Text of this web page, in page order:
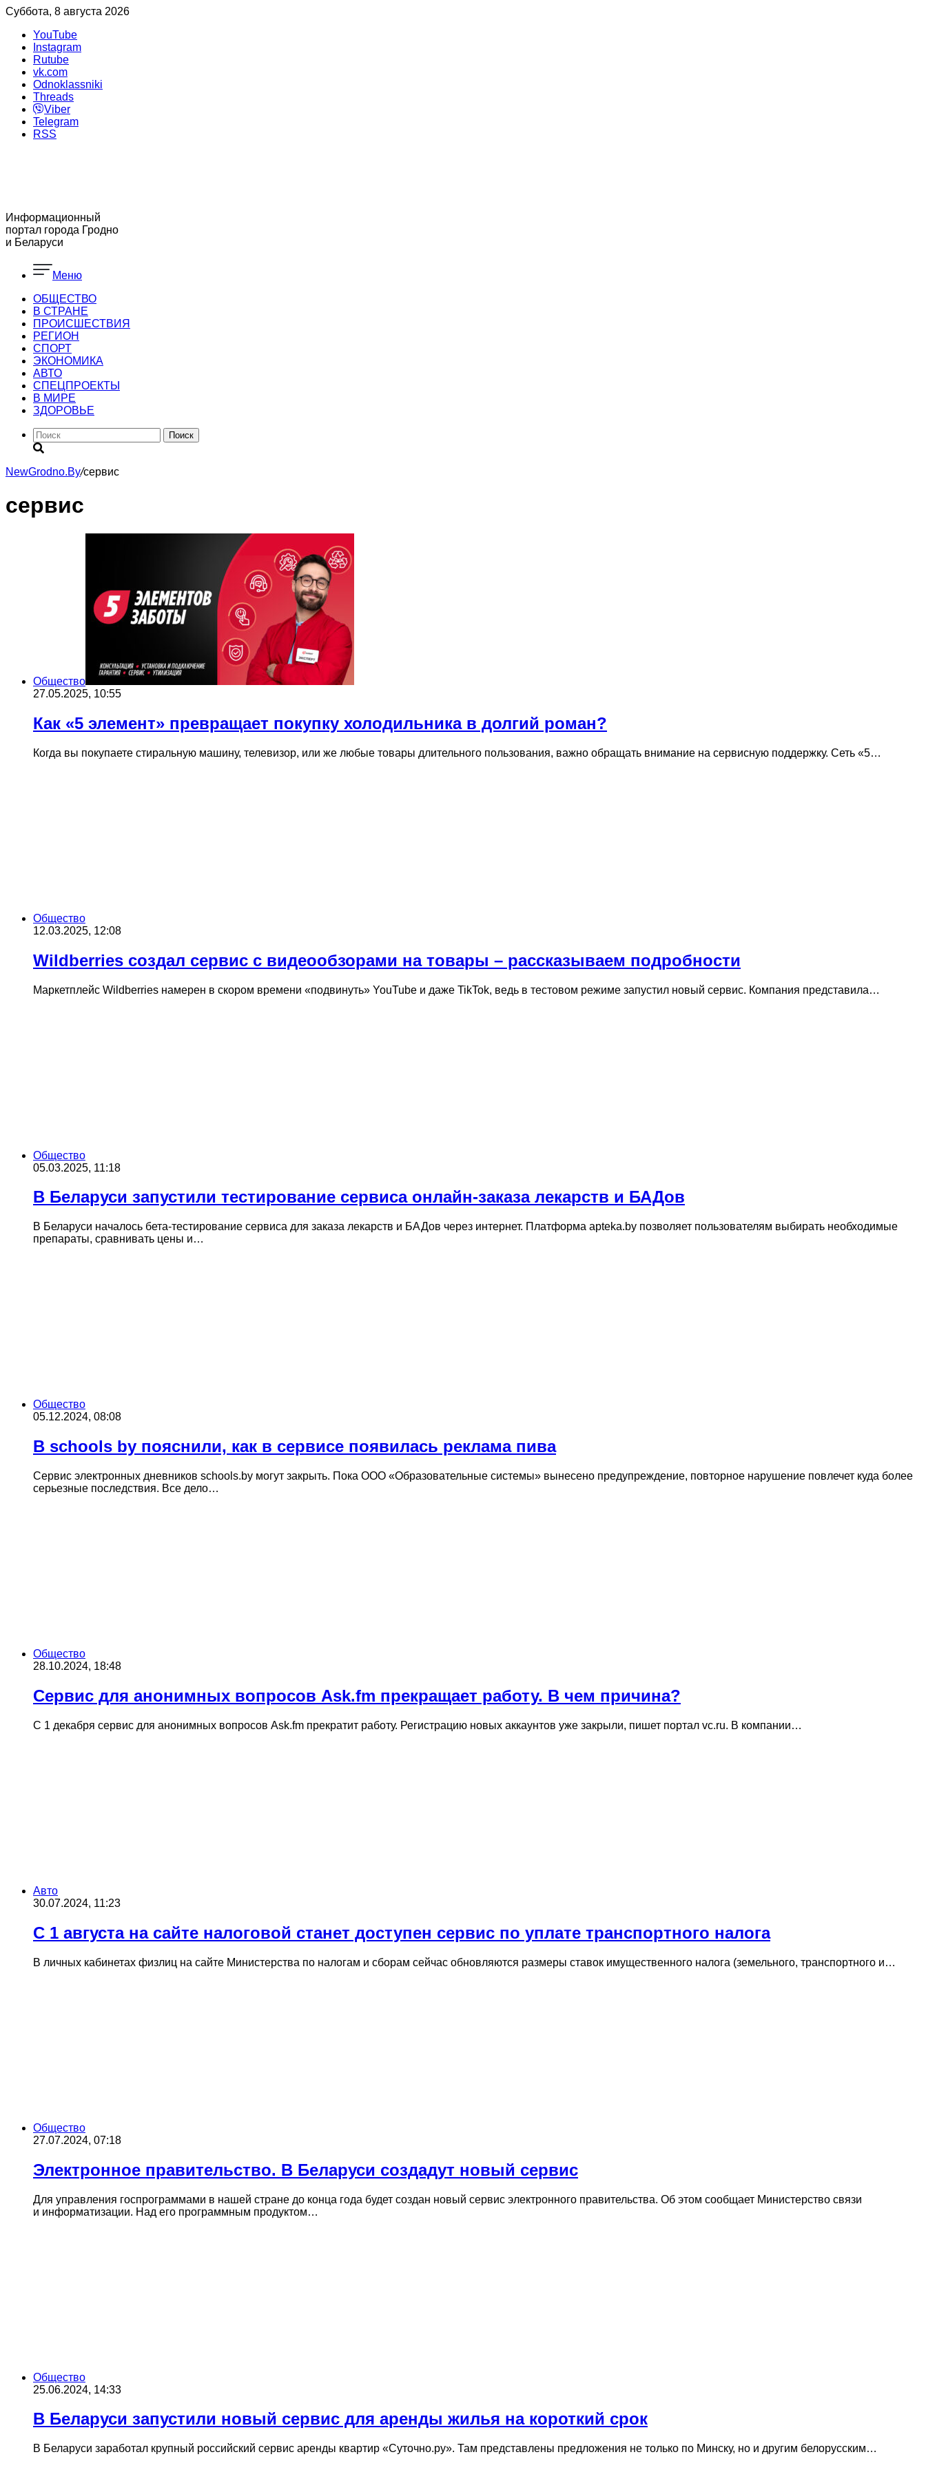
Суббота, 8 августа 2026
YouTube
Instagram
Rutube
vk.com
Odnoklassniki
Threads
Viber
Telegram
RSS
Информационный
портал города Гродно
и Беларуси
Меню
ОБЩЕСТВО
В СТРАНЕ
ПРОИСШЕСТВИЯ
РЕГИОН
CПОРТ
ЭКОНОМИКА
АВТО
СПЕЦПРОЕКТЫ
В МИРЕ
ЗДОРОВЬЕ
Поиск
NewGrodno.By/сервис
сервис
Общество
27.05.2025, 10:55
Как «5 элемент» превращает покупку холодильника в долгий роман?
Когда вы покупаете стиральную машину, телевизор, или же любые товары длительного пользования, важно обращать внимание на сервисную поддержку. Сеть «5…
Общество
12.03.2025, 12:08
Wildberries создал сервис с видеообзорами на товары – рассказываем подробности
Маркетплейс Wildberries намерен в скором времени «подвинуть» YouTube и даже TikTok, ведь в тестовом режиме запустил новый сервис. Компания представила…
Общество
05.03.2025, 11:18
В Беларуси запустили тестирование сервиса онлайн-заказа лекарств и БАДов
В Беларуси началось бета-тестирование сервиса для заказа лекарств и БАДов через интернет. Платформа apteka.by позволяет пользователям выбирать необходимые
препараты, сравнивать цены и…
Общество
05.12.2024, 08:08
В schools by пояснили, как в сервисе появилась реклама пива
Сервис электронных дневников schools.by могут закрыть. Пока ООО «Образовательные системы» вынесено предупреждение, повторное нарушение повлечет куда более
серьезные последствия. Все дело…
Общество
28.10.2024, 18:48
Сервис для анонимных вопросов Аsk.fm прекращает работу. В чем причина?
С 1 декабря сервис для анонимных вопросов Ask.fm прекратит работу. Регистрацию новых аккаунтов уже закрыли, пишет портал vc.ru. В компании…
Авто
30.07.2024, 11:23
С 1 августа на сайте налоговой станет доступен сервис по уплате транспортного налога
В личных кабинетах физлиц на сайте Министерства по налогам и сборам сейчас обновляются размеры ставок имущественного налога (земельного, транспортного и…
Общество
27.07.2024, 07:18
Электронное правительство. В Беларуси создадут новый сервис
Для управления госпрограммами в нашей стране до конца года будет создан новый сервис электронного правительства. Об этом сообщает Министерство связи
и информатизации. Над его программным продуктом…
Общество
25.06.2024, 14:33
В Беларуси запустили новый сервис для аренды жилья на короткий срок
В Беларуси заработал крупный российский сервис аренды квартир «Суточно.ру». Там представлены предложения не только по Минску, но и другим белорусским…